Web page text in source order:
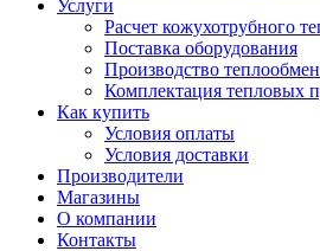
Услуги
Расчет кожухотрубного
Поставка оборудования
Производство
Комплектация тепловых
Как купить
Условия оплаты
Условия доставки
Производители
Магазины
О компании
Контакты